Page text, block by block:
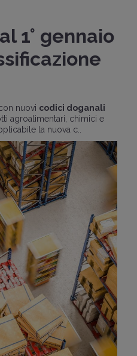
Taric 2025
sarà applicabile lanuova